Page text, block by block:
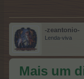
-zeantonio-
Lenda-viva
Mais um